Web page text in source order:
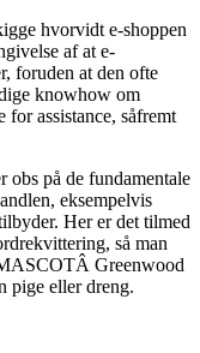
hvorvidt e-shoppen
af at e-
foruden at den ofte
knowhow om
for assistance, såfremt
obs på de fundamentale
eksempelvis
Her er det tilmed
så man
Greenwood
pige eller dreng.